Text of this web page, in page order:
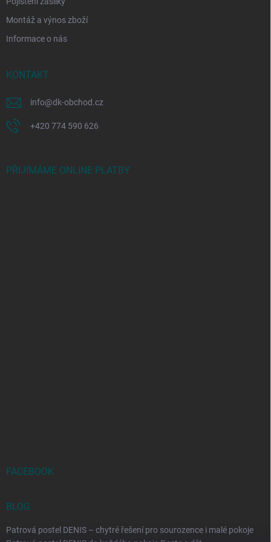
Montáž a výnos zboží
Informace o nás
KONTAKT
info@dk-obchod.cz
+420 774 590 626
PŘIJÍMÁME ONLINE PLATBY
FACEBOOK
BLOG
Patrová postel DENIS – chytré řešení pro sourozence i malé pokoje